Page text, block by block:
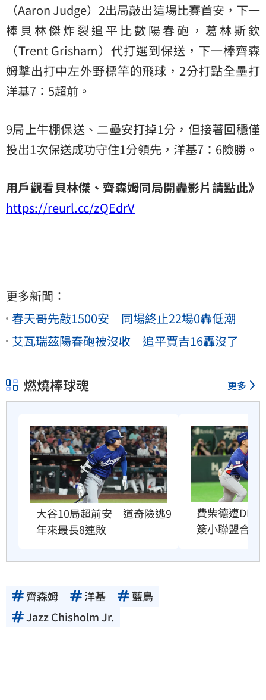
（Aaron Judge）2出局敲出這場比賽首安，下一
棒貝林傑炸裂追平比數陽春砲，葛林斯欽
（Trent Grisham）代打選到保送，下一棒齊森
姆擊出打中左外野標竿的飛球，2分打點全壘打
洋基7：5超前。
9局上牛棚保送、二壘安打掉1分，但接著回穩僅
投出1次保送成功守住1分領先，洋基7：6險勝。
用戶觀看貝林傑、齊森姆同局開轟影片請點此》
https://reurl.cc/zQEdrV
更多新聞：
春天哥先敲1500安 同場終止22場0轟低潮
艾瓦瑞茲陽春砲被沒收 追平賈吉16轟沒了
燃燒棒球魂 更多
大谷10局超前安　道奇險逃9
年來最長8連敗
費柴德遭DFA
簽小聯盟合約
齊森姆 洋基
藍鳥
Jazz Chisholm Jr.